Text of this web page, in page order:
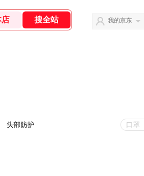
我的京东
头部防护